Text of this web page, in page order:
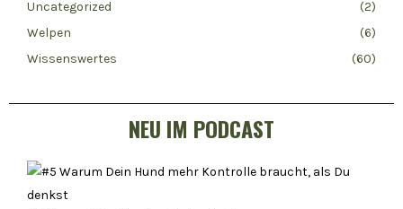
Uncategorized
(2)
Welpen
(6)
Wissenswertes
(60)
NEU IM PODCAST